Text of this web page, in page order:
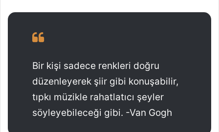
ö
m
e
k
Bir kişi sadece renkleri doğru
düzenleyerek şiir gibi konuşabilir,
tıpkı müzikle rahatlatıcı şeyler
söyleyebileceği gibi. -Van Gogh